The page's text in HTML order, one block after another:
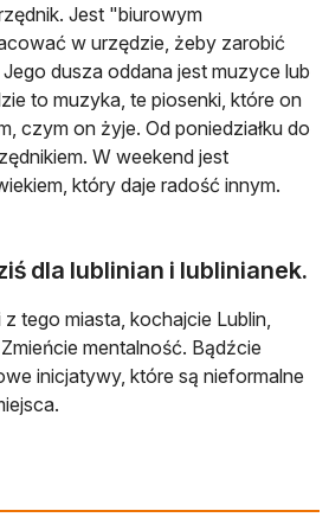
Jest "biurowym
w urzędzie, żeby zarobić
dusza oddana jest muzyce lub
to muzyka, te piosenki, które on
czym on żyje. Od poniedziałku do
W weekend jest
który daje radość innym.
dla lublinian i lublinianek.
tego miasta, kochajcie Lublin,
mentalność. Bądźcie
inicjatywy, które są nieformalne